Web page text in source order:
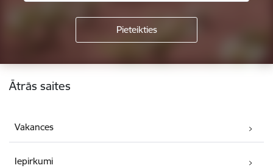
Kājene
Ātrās saites
Vakances
Iepirkumi